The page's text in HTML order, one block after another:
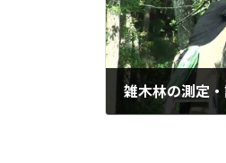
雑木林の測定